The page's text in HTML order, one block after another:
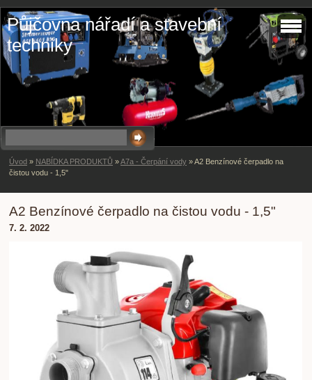
Půjčovna nářadí a stavební
techniky
Úvod » NABÍDKA PRODUKTŮ »A7a - Čerpání vody »A2 Benzínové čerpadlo na
čistou vodu - 1,5"
A2 Benzínové čerpadlo na čistou vodu - 1,5"
7. 2. 2022